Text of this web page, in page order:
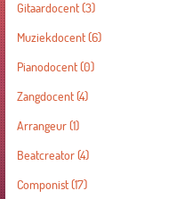
Gitaardocent(3)
Muziekdocent(6)
Pianodocent(0)
Zangdocent(4)
Arrangeur(1)
Beatcreator(4)
Componist(17)